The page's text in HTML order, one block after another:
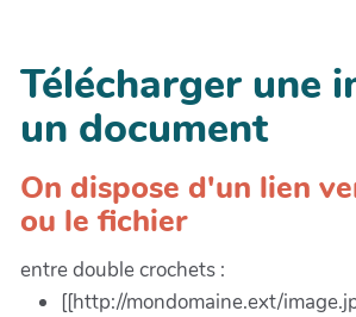
Télécharger une
un document
On dispose d'un lien
ou le fichier
entre double crochets :
[[http://mondomaine.ext/